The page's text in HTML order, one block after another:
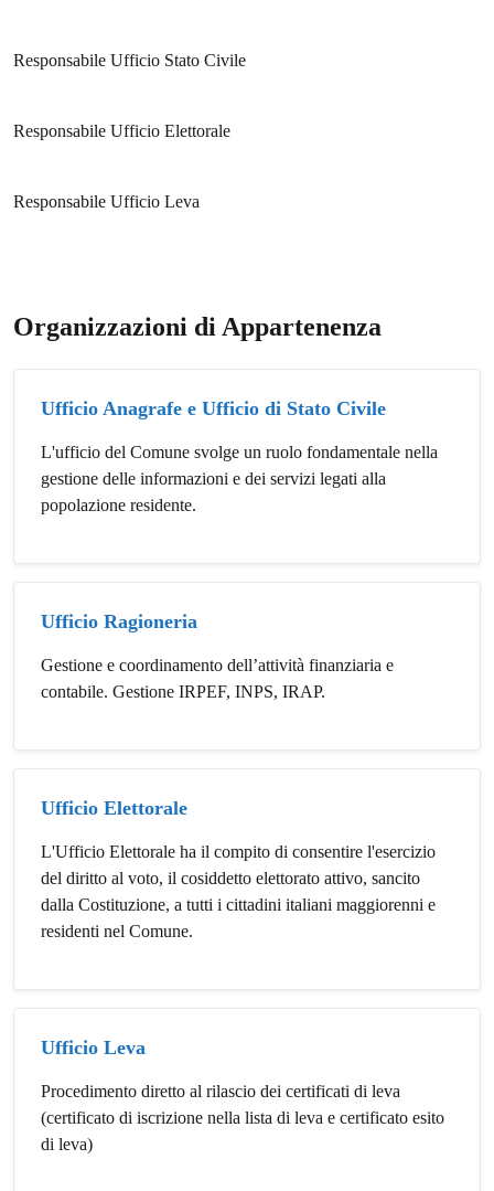
Responsabile Ufficio Stato Civile
Responsabile Ufficio Elettorale
Responsabile Ufficio Leva
Organizzazioni di Appartenenza
Ufficio Anagrafe e Ufficio di Stato Civile
L'ufficio del Comune svolge un ruolo fondamentale nella
gestione delle informazioni e dei servizi legati alla
popolazione residente.
Ufficio Ragioneria
Gestione e coordinamento dell’attività finanziaria e
contabile. Gestione IRPEF, INPS, IRAP.
Ufficio Elettorale
L'Ufficio Elettorale ha il compito di consentire l'esercizio
del diritto al voto, il cosiddetto elettorato attivo, sancito
dalla Costituzione, a tutti i cittadini italiani maggiorenni e
residenti nel Comune.
Ufficio Leva
Procedimento diretto al rilascio dei certificati di leva
(certificato di iscrizione nella lista di leva e certificato esito
di leva)